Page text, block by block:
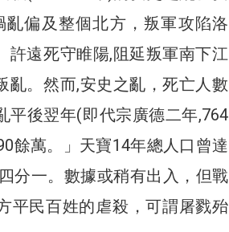
偏及整個北方，叛軍攻陷洛
許遠死守睢陽,阻延叛軍南下江
亂。然而,安史之亂，死亡人數
平後翌年(即代宗廣德二年,764
餘萬。」天寶14年總人口曾達
分一。數據或稍有出入，但戰
平民百姓的虐殺，可謂屠戮殆